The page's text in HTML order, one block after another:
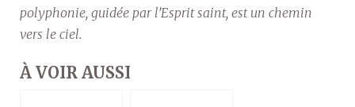
polyphonie, guidée par l’Esprit saint, est un chemin
vers le ciel.
À VOIR AUSSI